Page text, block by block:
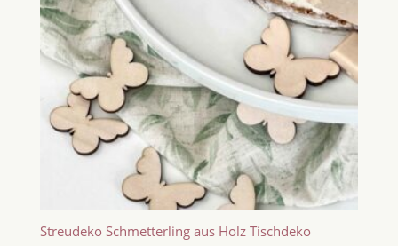
Streudeko Schmetterling aus Holz Tischdeko